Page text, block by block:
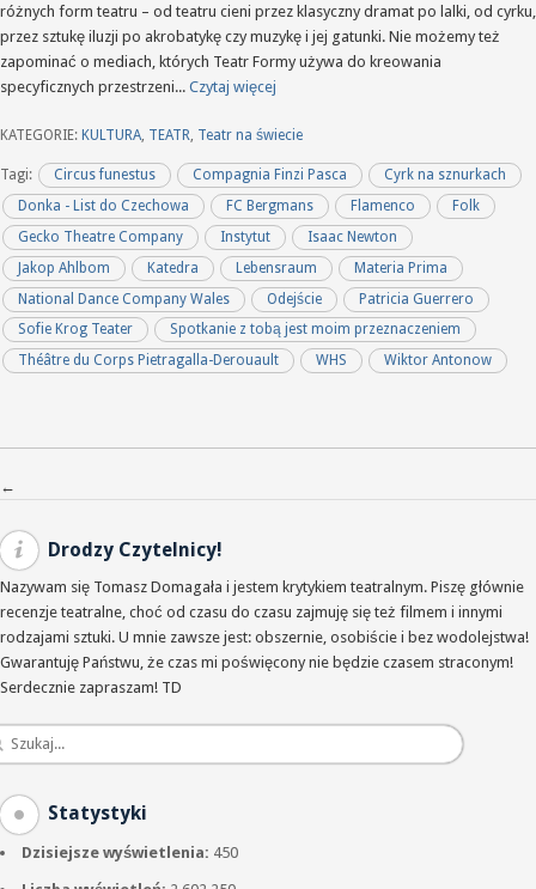
różnych form teatru – od teatru cieni przez klasyczny dramat po lalki, od cyrku,
przez sztukę iluzji po akrobatykę czy muzykę i jej gatunki. Nie możemy też
zapominać o mediach, których Teatr Formy używa do kreowania
specyficznych przestrzeni... Czytaj więcej
KATEGORIE: KULTURA, TEATR, Teatr na świecie
Tagi: Circus funestus Compagnia Finzi Pasca
Cyrk na sznurkach
Donka - List do Czechowa
FC Bergmans Flamenco
Folk
Gecko Theatre Company
Instytut
Isaac Newton
Jakop Ahlbom
Katedra Lebensraum
Materia Prima
National Dance Company Wales
Odejście
Patricia Guerrero
Sofie Krog Teater
Spotkanie z tobą jest moim przeznaczeniem
Théâtre du Corps Pietragalla-Derouault
WHS Wiktor Antonow
Nawigacja po wpisach
←
Drodzy Czytelnicy!
Nazywam się Tomasz Domagała i jestem krytykiem teatralnym. Piszę głównie
recenzje teatralne, choć od czasu do czasu zajmuję się też filmem i innymi
rodzajami sztuki. U mnie zawsze jest: obszernie, osobiście i bez wodolejstwa!
Gwarantuję Państwu, że czas mi poświęcony nie będzie czasem straconym!
Serdecznie zapraszam! TD
Statystyki
Dzisiejsze wyświetlenia: 450